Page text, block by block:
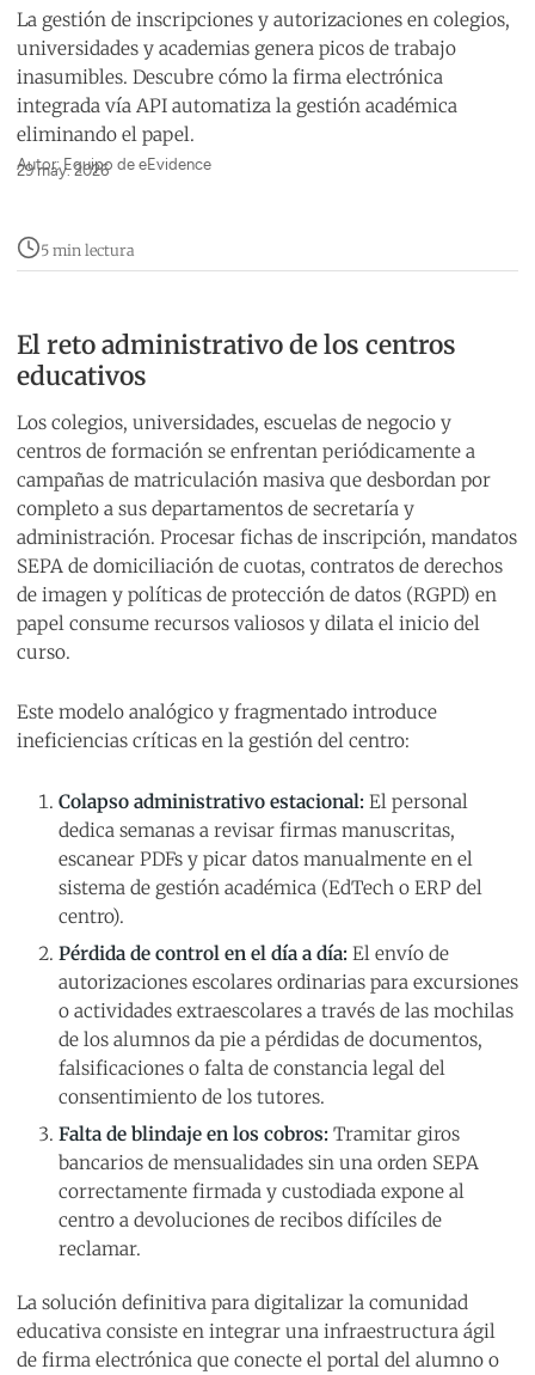
La gestión de inscripciones y autorizaciones en colegios,
universidades y academias genera picos de trabajo
inasumibles. Descubre cómo la firma electrónica
integrada vía API automatiza la gestión académica
eliminando el papel.
Autor: Equipo de eEvidence
29 may. 2026
5 min lectura
El reto administrativo de los centros
educativos
Los colegios, universidades, escuelas de negocio y
centros de formación se enfrentan periódicamente a
campañas de matriculación masiva que desbordan por
completo a sus departamentos de secretaría y
administración. Procesar fichas de inscripción, mandatos
SEPA de domiciliación de cuotas, contratos de derechos
de imagen y políticas de protección de datos (RGPD) en
papel consume recursos valiosos y dilata el inicio del
curso.
Este modelo analógico y fragmentado introduce
ineficiencias críticas en la gestión del centro:
Colapso administrativo estacional: El personal
dedica semanas a revisar firmas manuscritas,
escanear PDFs y picar datos manualmente en el
sistema de gestión académica (EdTech o ERP del
centro).
Pérdida de control en el día a día: El envío de
autorizaciones escolares ordinarias para excursiones
o actividades extraescolares a través de las mochilas
de los alumnos da pie a pérdidas de documentos,
falsificaciones o falta de constancia legal del
consentimiento de los tutores.
Falta de blindaje en los cobros: Tramitar giros
bancarios de mensualidades sin una orden SEPA
correctamente firmada y custodiada expone al
centro a devoluciones de recibos difíciles de
reclamar.
La solución definitiva para digitalizar la comunidad
educativa consiste en integrar una infraestructura ágil
de firma electrónica que conecte el portal del alumno o